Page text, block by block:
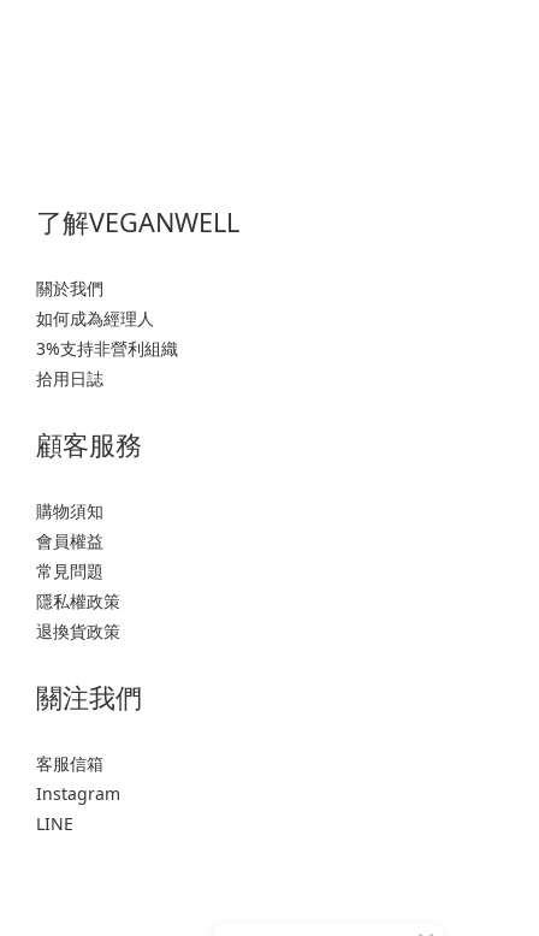
了解VEGANWELL
關於我們
如何成為經理人
3%支持非營利組織
拾用日誌
顧客服務
購物須知
會員權益
常見問題
隱私權政策
退換貨政策
關注我們
客服信箱
Instagram
LINE